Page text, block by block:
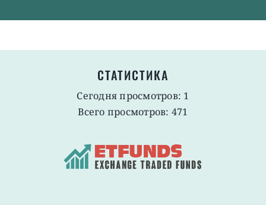
СТАТИСТИКА
Сегодня просмотров: 1
Всего просмотров: 471